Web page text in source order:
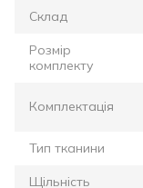
Склад
Розмір
комплекту
Комплектація
Тип тканини
Щільність